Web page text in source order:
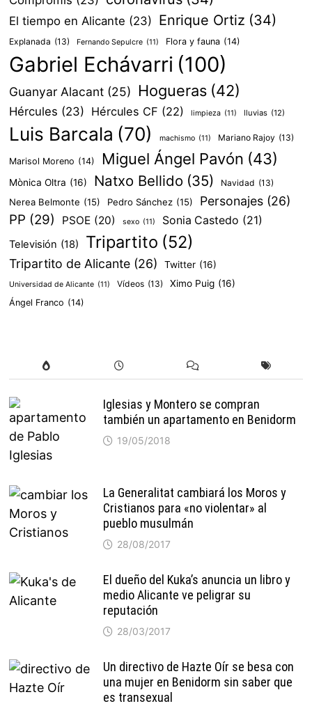
El tiempo en Alicante (23) Enrique Ortiz (34)
Explanada (13) Fernando Sepulcre (11) Flora y fauna (14)
Gabriel Echávarri (100)
Guanyar Alacant (25) Hogueras (42)
Hércules (23) Hércules CF (22) limpieza (11) lluvias (12)
Luis Barcala (70) machismo (11) Mariano Rajoy (13)
Marisol Moreno (14) Miguel Ángel Pavón (43)
Mònica Oltra (16) Natxo Bellido (35) Navidad (13)
Nerea Belmonte (15) Pedro Sánchez (15) Personajes (26)
PP (29) PSOE (20) sexo (11) Sonia Castedo (21)
Televisión (18) Tripartito (52)
Tripartito de Alicante (26) Twitter (16)
Universidad de Alicante (11) Vídeos (13) Ximo Puig (16)
Ángel Franco (14)
Iglesias y Montero se compran
también un apartamento en Benidorm
19/05/2018
La Generalitat cambiará los Moros y
Cristianos para «no violentar» al
pueblo musulmán
28/08/2017
El dueño del Kuka’s anuncia un libro y
medio Alicante ve peligrar su
reputación
28/03/2017
Un directivo de Hazte Oír se besa con
una mujer en Benidorm sin saber que
es transexual